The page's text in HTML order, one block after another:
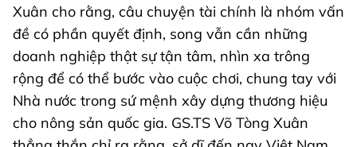
Xuân cho rằng, câu chuyện tài chính là nhóm vấn
đề có phần quyết định, song vẫn cần những
doanh nghiệp thật sự tận tâm, nhìn xa trông
rộng để có thể bước vào cuộc chơi, chung tay với
Nhà nước trong sứ mệnh xây dựng thương hiệu
cho nông sản quốc gia. GS.TS Võ Tòng Xuân